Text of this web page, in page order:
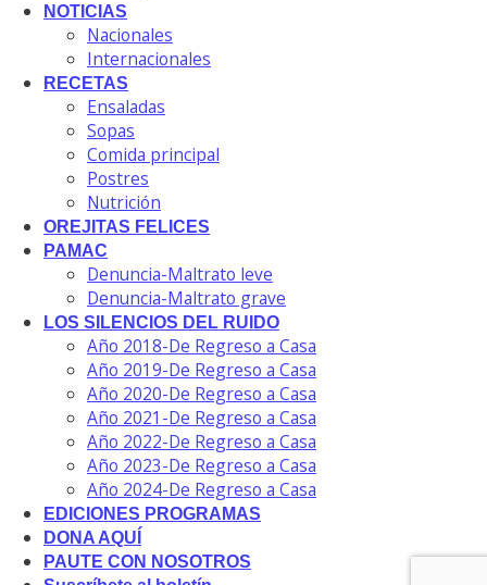
NOTICIAS
Nacionales
Internacionales
RECETAS
Ensaladas
Sopas
Comida principal
Postres
Nutrición
OREJITAS FELICES
PAMAC
Denuncia-Maltrato leve
Denuncia-Maltrato grave
LOS SILENCIOS DEL RUIDO
Año 2018-De Regreso a Casa
Año 2019-De Regreso a Casa
Año 2020-De Regreso a Casa
Año 2021-De Regreso a Casa
Año 2022-De Regreso a Casa
Año 2023-De Regreso a Casa
Año 2024-De Regreso a Casa
EDICIONES PROGRAMAS
DONA AQUÍ
PAUTE CON NOSOTROS